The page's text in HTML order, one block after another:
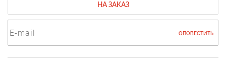
НА ЗАКАЗ
ОПОВЕСТИТЬ